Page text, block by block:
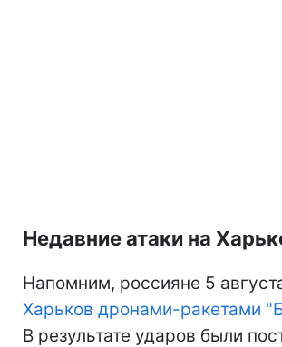
Недавние атаки на
Напомним, россияне 5
Харьков дронами-ракетами
В результате ударов были